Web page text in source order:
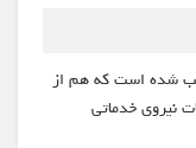
شده است که هم از
نیروی خدماتی